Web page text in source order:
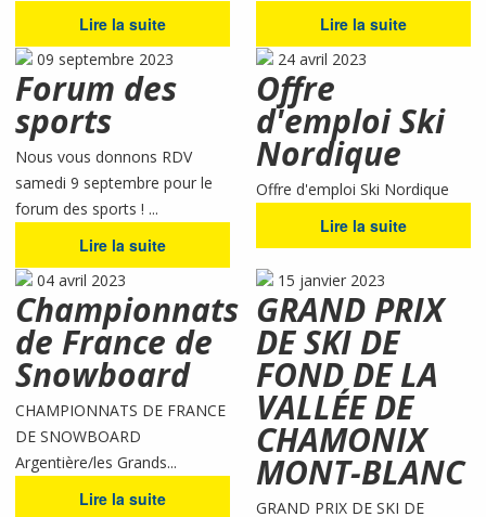
Lire la suite Lire la suite
09 septembre 2023
Forum des
sports
Nous vous donnons RDV
samedi 9 septembre pour le
forum des sports ! ...
Lire la suite
24 avril 2023
Offre
d'emploi Ski
Nordique
Offre d'emploi Ski Nordique
Lire la suite
04 avril 2023
Championnats
de France de
Snowboard
CHAMPIONNATS DE FRANCE
DE SNOWBOARD
Argentière/les Grands...
Lire la suite
15 janvier 2023
GRAND PRIX
DE SKI DE
FOND DE LA
VALLÉE DE
CHAMONIX
MONT-BLANC
GRAND PRIX DE SKI DE